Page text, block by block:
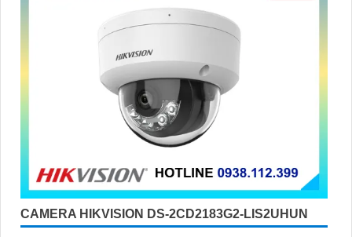
CAMERA HIKVISION DS-2CD2183G2-LIS2UHUN